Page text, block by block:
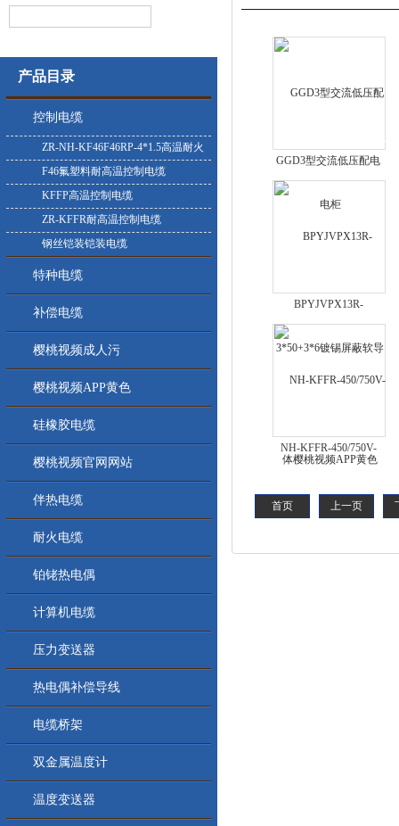
产品目录
控制电缆
ZR-NH-KF46F46RP-4*1.5高温耐火
控制电缆
F46氟塑料耐高温控制电缆
KFFP高温控制电缆
ZR-KFFR耐高温控制电缆
钢丝铠装铠装电缆
特种电缆
补偿电缆
樱桃视频成人污
樱桃视频APP黄色
硅橡胶电缆
樱桃视频官网网站
伴热电缆
耐火电缆
铂铑热电偶
计算机电缆
压力变送器
热电偶补偿导线
电缆桥架
双金属温度计
温度变送器
GGD3型交流低压配电
柜
BPYJVPX13R-
3*50+3*6镀锡屏蔽软导
体樱桃视频APP黄色
NH-KFFR-450/750V-
首页
上一页